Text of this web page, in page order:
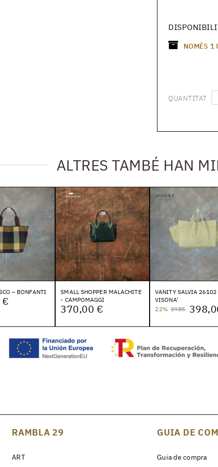
NOMÉS 1
QUANTITAT
ALTRES TAMBÉ HAN
– BONFANTI
€
SMALL SHOPPER MALACHITE
- CAMPOMAGGI
370,00 €
VANITY SALVIA 26102
VISONA'
22% 398€
RAMBLA 29
ART
GUIA DE
Guia de compra